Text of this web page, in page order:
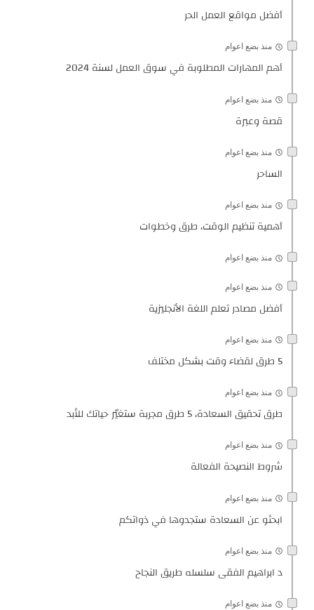
أفضل مواقع العمل الحر
منذ بضع اعوام
أهم المهارات المطلوبة في سوق العمل لسنة 2024
منذ بضع اعوام
قصة وعبرة
منذ بضع اعوام
الساحر
منذ بضع اعوام
أهمية تنظيم الوقت، طرق وخطوات
منذ بضع اعوام
منذ بضع اعوام
أفضل مصادر تعلم اللغة الأنجليزية
منذ بضع اعوام
5 طرق لقضاء وقت بشكل مختلف
منذ بضع اعوام
طرق تحقيق السعادة، 5 طرق مجربة ستغيّر حياتك للأبد
منذ بضع اعوام
شروط النصيحة الفعالة
منذ بضع اعوام
ابحثو عن السعادة ستجدوها في ذواتكم
منذ بضع اعوام
د ابراهيم الفقى سلسله طريق النجاح
منذ بضع اعوام